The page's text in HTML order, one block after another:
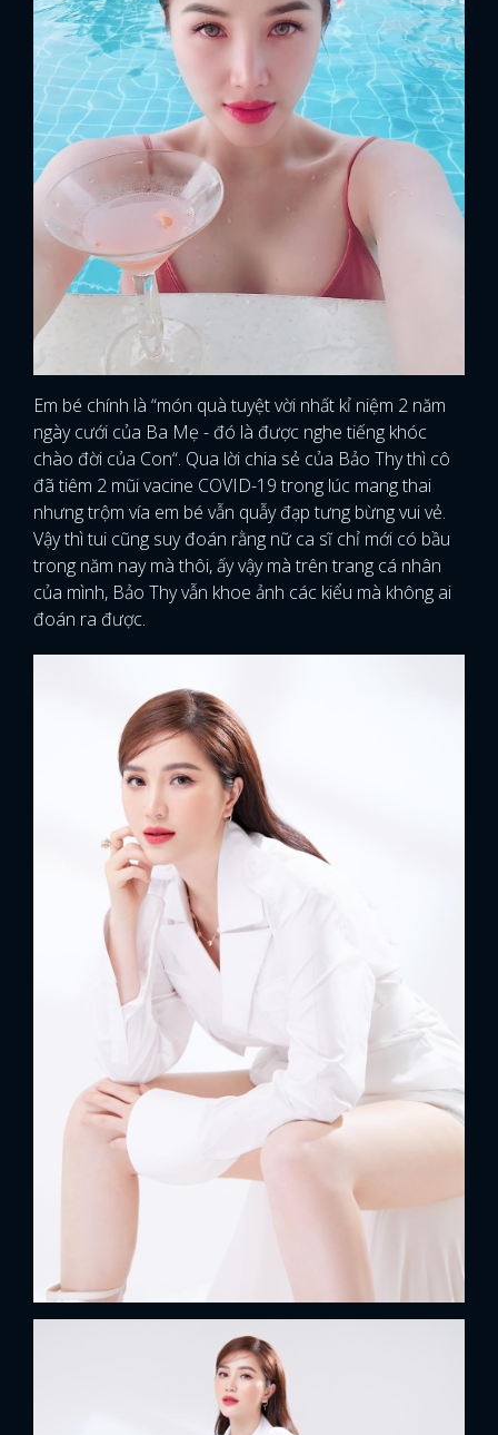
Em bé chính là “món quà tuyệt vời nhất kỉ niệm 2 năm
ngày cưới của Ba Mẹ - đó là được nghe tiếng khóc
chào đời của Con“. Qua lời chia sẻ của Bảo Thy thì cô
đã tiêm 2 mũi vacine COVID-19 trong lúc mang thai
nhưng trộm vía em bé vẫn quẫy đạp tưng bừng vui vẻ.
Vậy thì tui cũng suy đoán rằng nữ ca sĩ chỉ mới có bầu
trong năm nay mà thôi, ấy vậy mà trên trang cá nhân
của mình, Bảo Thy vẫn khoe ảnh các kiểu mà không ai
đoán ra được.